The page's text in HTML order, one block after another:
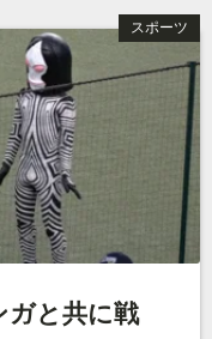
スポーツ
ガと共に戦